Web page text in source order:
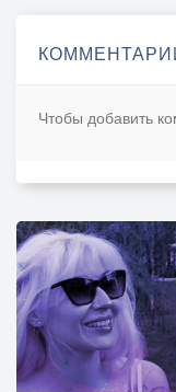
Чтобы добавить